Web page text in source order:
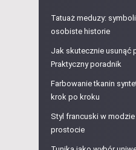
Tatuaż meduzy:
osobiste historie
Jak skutecznie usunąć
Praktyczny poradnik
Farbowanie tkanin
krok po kroku
Styl francuski w
prostocie